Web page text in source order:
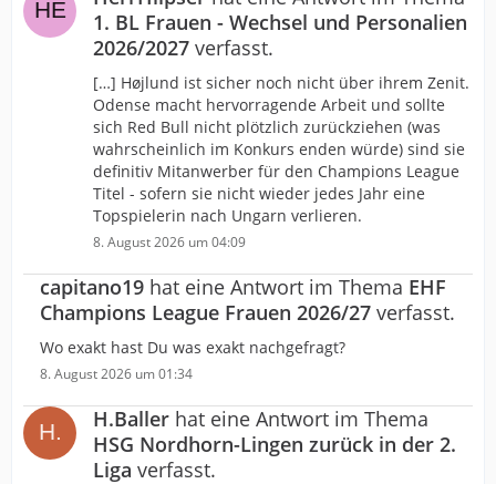
1. BL Frauen - Wechsel und Personalien
2026/2027 verfasst.
[…] Højlund ist sicher noch nicht über ihrem Zenit.
Odense macht hervorragende Arbeit und sollte
sich Red Bull nicht plötzlich zurückziehen (was
wahrscheinlich im Konkurs enden würde) sind sie
definitiv Mitanwerber für den Champions League
Titel - sofern sie nicht wieder jedes Jahr eine
Topspielerin nach Ungarn verlieren.
8. August 2026 um 04:09
capitano19 hat eine Antwort im Thema EHF
Champions League Frauen 2026/27 verfasst.
Wo exakt hast Du was exakt nachgefragt?
8. August 2026 um 01:34
H.Baller hat eine Antwort im Thema
HSG Nordhorn-Lingen zurück in der 2.
Liga verfasst.